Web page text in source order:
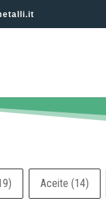
Aceite(14)